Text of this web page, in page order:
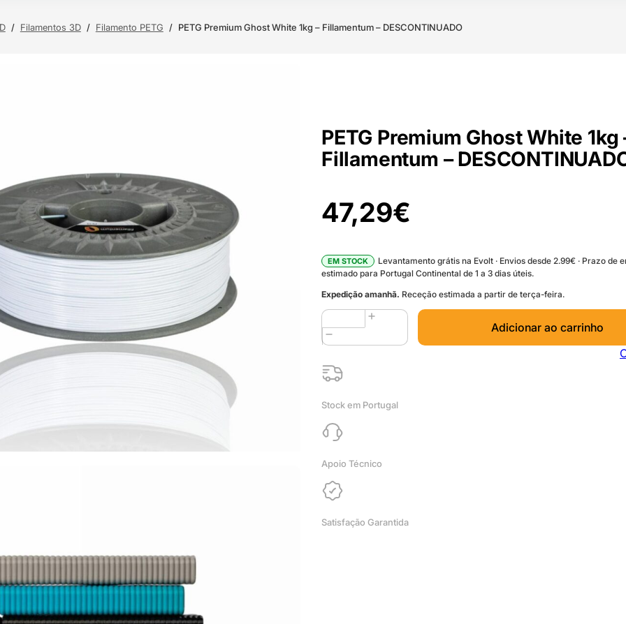
/ Filamentos 3D / Filamento PETG / PETG Premium Ghost White 1kg – Fillamentum – DESCONTINUADO
PETG Premium Ghost White 1kg
Fillamentum –
47,29€
EM STOCK
Levantamento grátis na Evolt · Envios desde 2.99€ · Prazo de
estimado para Portugal Continental de 1 a 3 dias úteis.
Expedição amanhã. Receção estimada a partir de terça-feira.
Quantidade
de
PETG
Premium
Ghost
1kg
-
Fillamentum
-
Adicionar ao carrinho
Stock em Portugal
Apoio Técnico
Satisfação Garantida